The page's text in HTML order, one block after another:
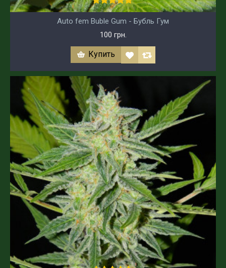
Auto fem Buble Gum - Бубль Гум
100 грн.
Купить